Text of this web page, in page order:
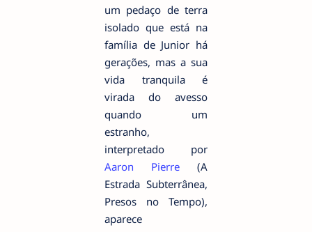
um pedaço de terra
isolado que está na
família de Junior há
gerações, mas a sua
vida tranquila é
virada do avesso
quando um
estranho,
interpretado por
Aaron Pierre (A
Estrada Subterrânea,
Presos no Tempo),
aparece